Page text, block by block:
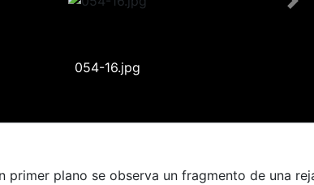
054-16.jpg
Next
primer plano se observa un fragmento de una